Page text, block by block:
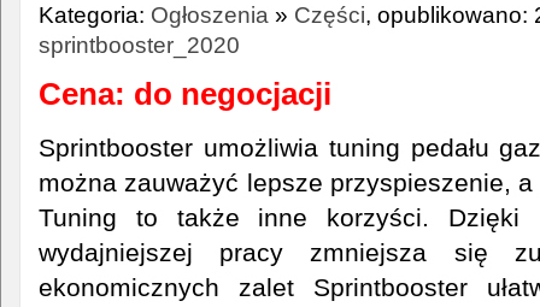
Kategoria: Ogłoszenia » Części, opublikowano:
sprintbooster_2020
Cena: do negocjacji
Sprintbooster umożliwia tuning pedału
można zauważyć lepsze przyspieszenie,
Tuning to także inne korzyści.
wydajniejszej pracy zmniejsza się
ekonomicznych zalet Sprintbooster